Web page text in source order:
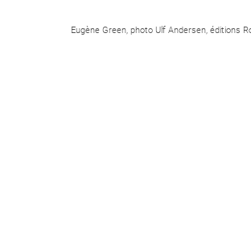
Eugène Green, photo Ulf Andersen, éditions